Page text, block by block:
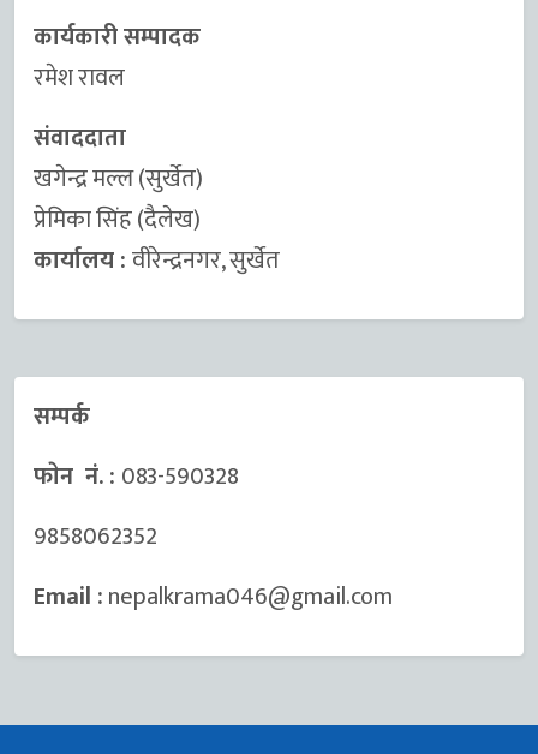
कार्यकारी सम्पादक
रमेश रावल
संवाददाता
खगेन्द्र मल्ल (सुर्खेत)
प्रेमिका सिंह (दैलेख)
कार्यालय :वीरेन्द्रनगर, सुर्खेत
सम्पर्क
फाेन नं. : 083-590328
9858062352
Email :nepalkrama046@gmail.com